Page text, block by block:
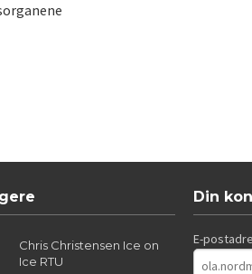
Chris Christensen Ice on
Ice RTU
Din
E-